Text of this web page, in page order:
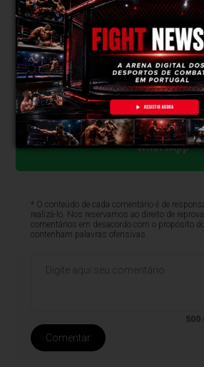
Portugal encerra assim o Europeu
ambição reforçada e sinais
Wushu nacional
atravessa um
momentos de sempre.
Clique aqui e faça parte do
WhatsApp
* O conteúdo de cada comentário é de
realizá-lo. Nos reservamos ao direito de
comentários em desacordo com o propósito
contenham palavras ofensivas.
500
Comentar